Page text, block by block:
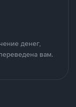
денег,
вам.